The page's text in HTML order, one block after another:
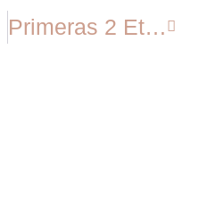
Primeras 2 Etapas Del Pla De Mallorca – Alaró Y Muro